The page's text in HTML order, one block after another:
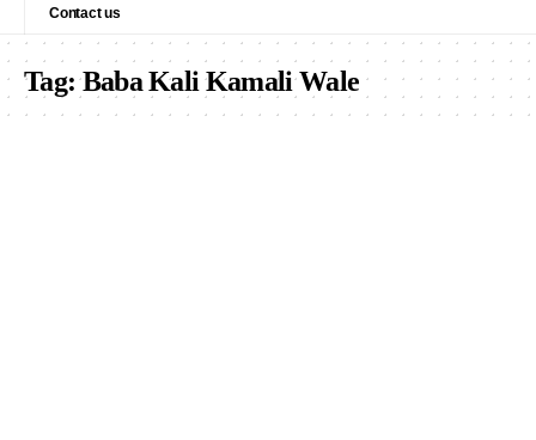
Contact us
Tag:Baba Kali Kamali Wale